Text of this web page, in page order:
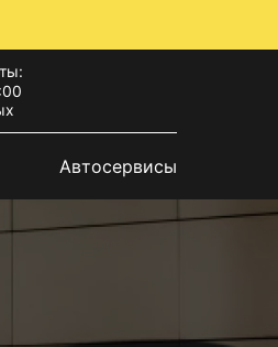
Автосервисы